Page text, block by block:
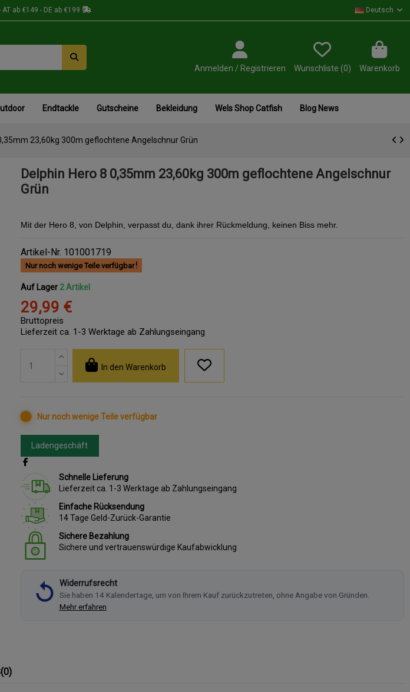
ab €149 - DE ab €199 Deutsch
Anmelden / Registrieren Wunschliste (0) Warenkorb
Endtackle Gutscheine Bekleidung Wels Shop Catfish Blog News
23,60kg 300m geflochtene Angelschnur Grün
Delphin Hero 8 0,35mm 23,60kg 300m geflochtene Angelschnur
Grün
Mit der Hero 8, von Delphin, verpasst du, dank ihrer Rückmeldung, keinen Biss mehr.
Artikel-Nr. 101001719
Nur noch wenige Teile verfügbar
Auf Lager 2 Artikel
29,99 €
Bruttopreis
Lieferzeit ca. 1-3 Werktage ab Zahlungseingang
In den Warenkorb
Nur noch wenige Teile verfügbar
Ladengeschäft
Schnelle Lieferung
Lieferzeit ca. 1-3 Werktage ab Zahlungseingang
Einfache Rücksendung
14 Tage Geld-Zurück-Garantie
Sichere Bezahlung
Sichere und vertrauenswürdige Kaufabwicklung
Widerrufsrecht
Sie haben 14 Kalendertage, um von Ihrem Kauf zurückzutreten, ohne Angabe von Gründen.
Mehr erfahren
(0)